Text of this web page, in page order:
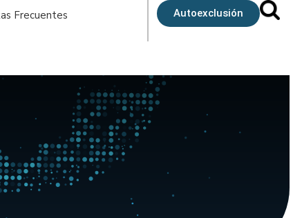
Frecuentes Autoexclusión